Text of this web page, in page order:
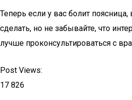
Теперь если у вас болит
сделать, но не забывайте, что
лучше проконсультироваться с
Post Views:
17 826